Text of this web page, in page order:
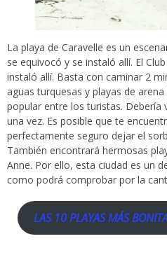
La playa de Caravelle es un
se equivocó y se instaló allí. El
instaló allí. Basta con caminar 2
aguas turquesas y playas de
popular entre los turistas. Debería
una vez. Es posible que te
perfectamente seguro dejar el
También encontrará hermosas
Anne. Por ello, esta ciudad es un
como podrá comprobar por la
LAS 10 PLAYAS MÁS